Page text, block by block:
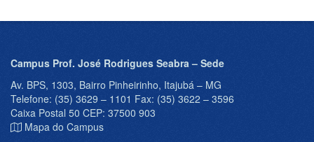
Campus Prof. José Rodrigues Seabra – Sede
Av. BPS, 1303, Bairro Pinheirinho, Itajubá – MG
Telefone: (35) 3629 – 1101 Fax: (35) 3622 – 3596
Caixa Postal 50 CEP: 37500 903
Mapa do Campus